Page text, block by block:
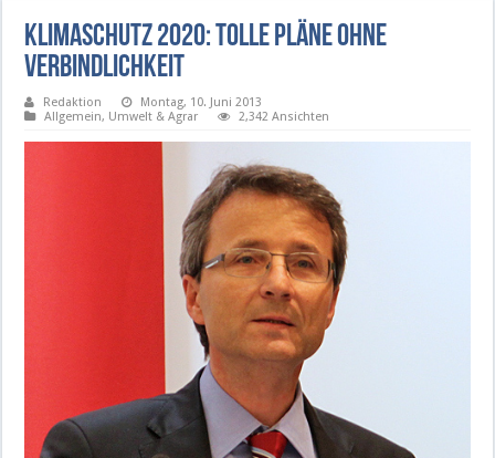
Klimaschutz 2020: Tolle Pläne ohne
Verbindlichkeit
Redaktion
Montag, 10. Juni 2013
Allgemein, Umwelt & Agrar 2,342 Ansichten